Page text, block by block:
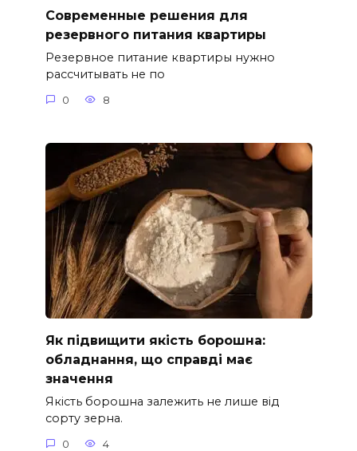
Современные решения для
резервного питания квартиры
Резервное питание квартиры нужно
рассчитывать не по
0 8
Як підвищити якість борошна:
обладнання, що справді має
значення
Якість борошна залежить не лише від
сорту зерна.
0 4